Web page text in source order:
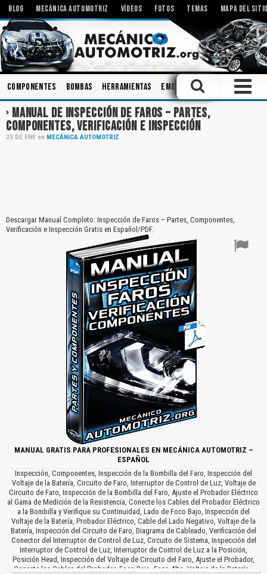
BLOG MECÁNICA AUTOMOTRIZ VÍDEOS FOTOS TEMAS MAPA DEL
Componentes Bombas Herramientas Embrague Tecnologías
MANUAL DE INSPECCIÓN DE FAROS – PARTES,
COMPONENTES, VERIFICACIÓN E INSPECCIÓN
25 DE ENE en MECÁNICA AUTOMOTRIZ
Descargar Manual Completo: Inspección de Faros – Partes, Componentes,
Verificación e Inspección Gratis en Español/PDF.
MANUAL GRATIS PARA PROFESIONALES EN MECÁNICA AUTOMOTRIZ –
ESPAÑOL
Inspección, Componentes, Inspección de la Bombilla del Faro, Inspección del
Voltaje de la Batería, Circuito de Faro, Interruptor de Control de Luz, Voltaje de
Circuito de Faro, Inspección de la Bombilla del Faro, Ajuste el Probador Eléctrico
al Gama de Medición de la Resistencia, Conecte los Cables del Probador Eléctrico
a la Bombilla y Verifique su Continuidad, Lado de Foco Bajo, Inspección del
Voltaje de la Batería, Probador Eléctrico, Cable del Lado Negativo, Voltaje de la
Batería, Inspección del Circuito de Faro, Diagrama de Cableado, Verificación del
Conector del Interruptor de Control de Luz, Circuito de Sistema, Inspección del
Interruptor de Control de Luz, Interruptor de Control de Luz a la Posición,
Posición Head, Inspección del Voltaje de Circuito del Faro, Ajuste el Probador,
Conecte los Cables del Probador, Foco Bajo, Foco Alto, Voltaje de la Batería…